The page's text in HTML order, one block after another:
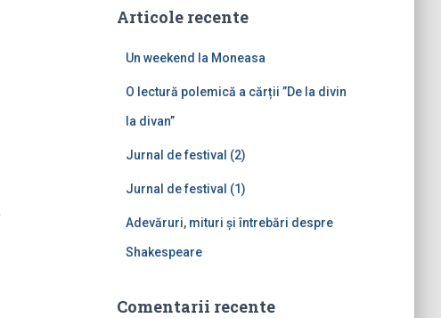
ă
Articole recente
Un weekend la Moneasa
O lectură polemică a cărții ”De la divin
la divan”
Jurnal de festival (2)
Jurnal de festival (1)
Adevăruri, mituri și întrebări despre
Shakespeare
Comentarii recente